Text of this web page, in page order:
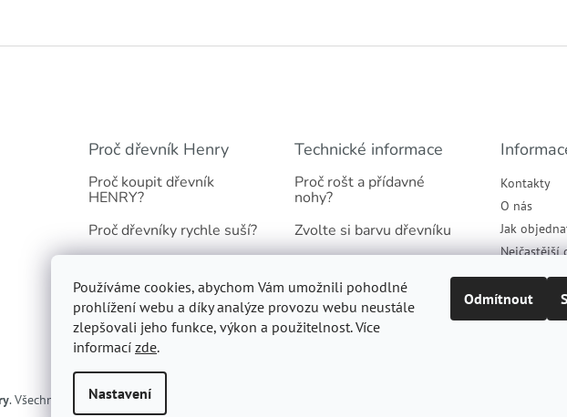
Používáme cookies, abychom Vám umožnili pohodlné
prohlížení webu a díky analýze provozu webu neustále
zlepšovali jeho funkce, výkon a použitelnost. Více
informací zde.
Nastavení
Odmítnout
Proč dřevník Henry
Proč koupit dřevník
HENRY?
Proč dřevníky rychle suší?
Dřevník s tradicí
Technické informace
Proč rošt a přídavné
nohy?
Zvolte si barvu dřevníku
Proč suché dřevo
Informace k montáži
Kontakty
O nás
Jak
Nejčastější
Obchodní
Podmínky
. Všechna práva vyhrazena.